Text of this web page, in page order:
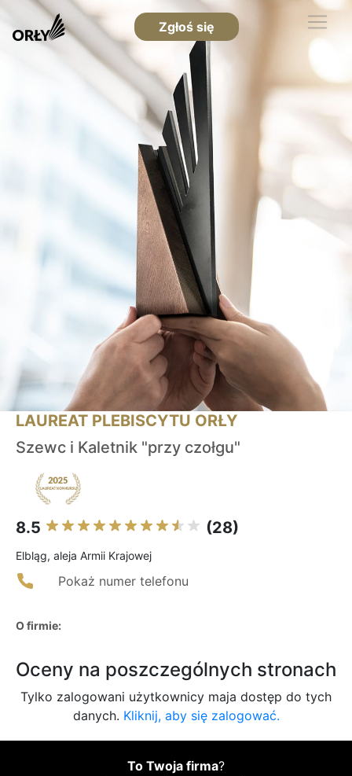
Zgłoś się
LAUREAT PLEBISCYTU ORŁY
Szewc i Kaletnik "przy czołgu"
8.5 (28)
Elbląg, aleja Armii Krajowej
Pokaż numer telefonu
O firmie:
Oceny na poszczególnych stronach
Tylko zalogowani użytkownicy maja dostęp do tych
danych. Kliknij, aby się zalogować.
To Twoja firma?